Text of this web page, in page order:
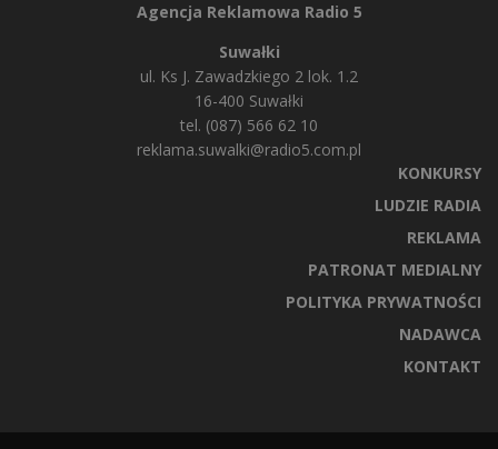
Agencja Reklamowa Radio 5
Suwałki
ul. Ks J. Zawadzkiego 2 lok. 1.2
16-400 Suwałki
tel. (087) 566 62 10
reklama.suwalki@radio5.com.pl
KONKURSY
LUDZIE RADIA
REKLAMA
PATRONAT MEDIALNY
POLITYKA PRYWATNOŚCI
NADAWCA
KONTAKT